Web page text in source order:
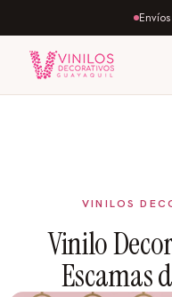
Vinilo
Escamas